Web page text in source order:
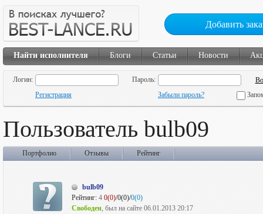
Добавить
Найти исполнителя Блоги Статьи Новости
Логин:
Пароль:
Регистрация
Забыли пароль?
Пользователь bulb09
Портфолио Отзывы Рейтинг
bulb09
Рейтинг: 4 0(0)/0(0)/0(0)
Свободен, был на сайте 06.01.2013 20:17